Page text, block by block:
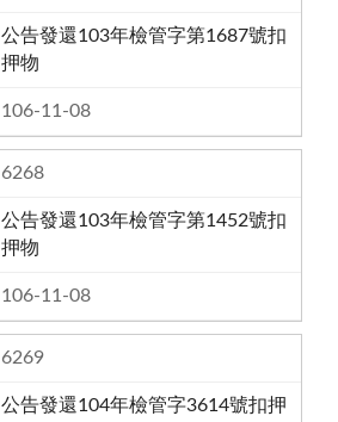
公告發還103年檢管字第1687號扣
押物
106-11-08
6268
公告發還103年檢管字第1452號扣
押物
106-11-08
6269
公告發還104年檢管字3614號扣押